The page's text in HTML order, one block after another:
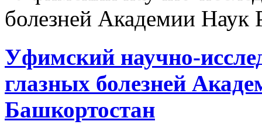
Уфимский научно-
глазных болезней
Башкортостан